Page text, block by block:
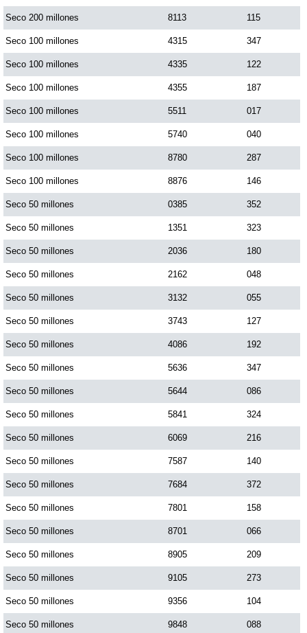
Seco 200 millones 8113 115
Seco 100 millones 4315 347
Seco 100 millones 4335 122
Seco 100 millones 4355 187
Seco 100 millones 5511 017
Seco 100 millones 5740 040
Seco 100 millones 8780 287
Seco 100 millones 8876 146
Seco 50 millones 0385 352
Seco 50 millones 1351 323
Seco 50 millones 2036 180
Seco 50 millones 2162 048
Seco 50 millones 3132 055
Seco 50 millones 3743 127
Seco 50 millones 4086 192
Seco 50 millones 5636 347
Seco 50 millones 5644 086
Seco 50 millones 5841 324
Seco 50 millones 6069 216
Seco 50 millones 7587 140
Seco 50 millones 7684 372
Seco 50 millones 7801 158
Seco 50 millones 8701 066
Seco 50 millones 8905 209
Seco 50 millones 9105 273
Seco 50 millones 9356 104
Seco 50 millones 9848 088